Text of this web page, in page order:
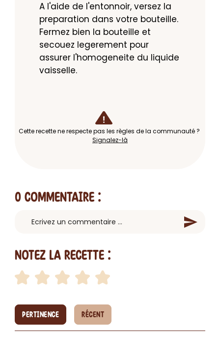
A l'aide de l'entonnoir, versez la
preparation dans votre bouteille.
Fermez bien la bouteille et
secouez legerement pour
assurer l'homogeneite du liquide
vaisselle.
Cette recette ne respecte pas les règles de la communauté ?
Signalez-là
0 Commentaire :
Notez la recette :
PERTINENCE RÉCENT